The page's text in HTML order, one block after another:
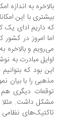
به اندازه
با این امکانات
داریم ادای یک کشور
امروز در کشور
و بالاخره به یک
مبادرت به نوشتن
بود که بتوانیم
را با بیان
دیگری هم در
داشت. مثلا
نظامی را هم